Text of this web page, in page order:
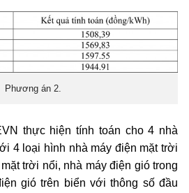
Phương án 2.
thực hiện tính toán cho 4 nhà
4 loại hình nhà máy điện mặt trời
trời nổi, nhà máy điện gió trong
gió trên biển với thông số đầu